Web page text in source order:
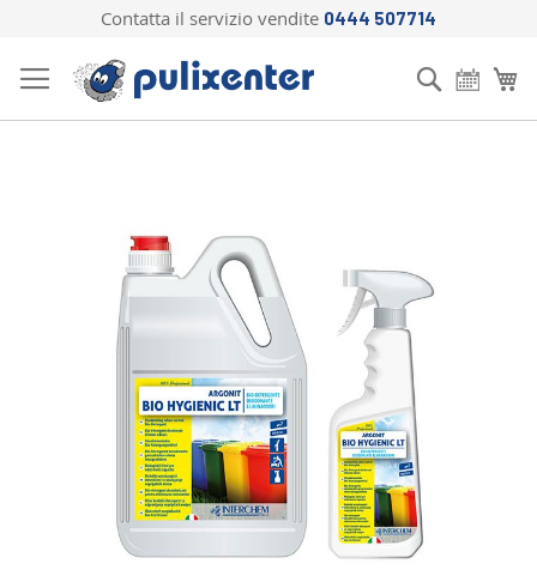
Contatta il servizio vendite 0444 507714
al
contenuto
Cerca